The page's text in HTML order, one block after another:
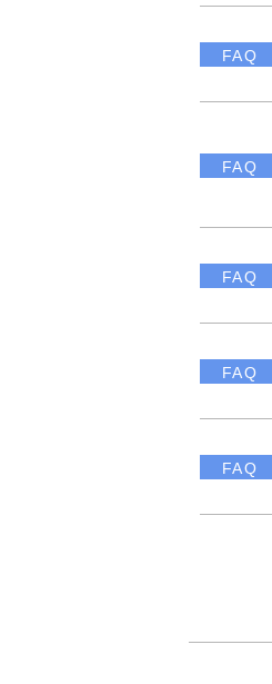
FAQ
FAQ
FAQ
FAQ
FAQ